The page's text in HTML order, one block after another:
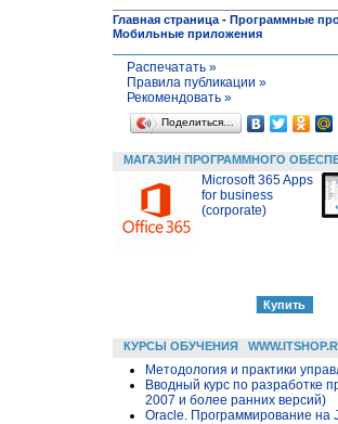
Главная страница - Программные
Мобильные приложения
Распечатать »
Правила публикации »
Рекомендовать »
Поделиться…
МАГАЗИН ПРОГРАММНОГО
Microsoft 365 Apps
for business
(corporate)
КУРСЫ ОБУЧЕНИЯ
Методология и практики
Вводный курс по разработке
2007 и более ранних версий)
Oracle. Программирование на